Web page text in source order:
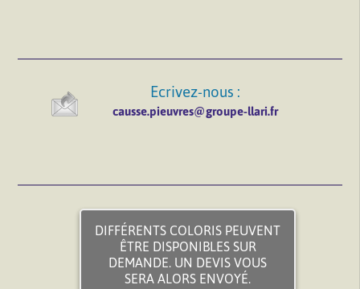
DIFFÉRENTS COLORIS PEUVENT
ÊTRE DISPONIBLES SUR
DEMANDE. UN DEVIS VOUS
SERA ALORS ENVOYÉ.
Ecrivez-nous :
causse.pieuvres@groupe-llari.fr